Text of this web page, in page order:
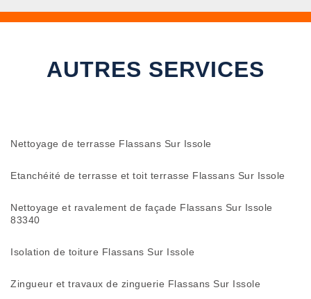
AUTRES SERVICES
Nettoyage de terrasse Flassans Sur Issole
Etanchéité de terrasse et toit terrasse Flassans Sur Issole
Nettoyage et ravalement de façade Flassans Sur Issole
83340
Isolation de toiture Flassans Sur Issole
Zingueur et travaux de zinguerie Flassans Sur Issole